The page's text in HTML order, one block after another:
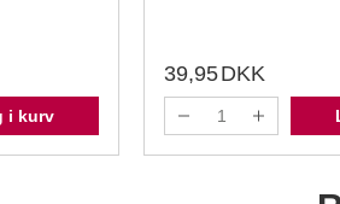
i kurv
39,95DKK